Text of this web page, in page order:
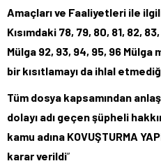
Amaçları ve Faaliyetleri ile
Kısımdaki 78, 79, 80, 81, 82,
Mülga 92, 93, 94, 95, 96 Mülga
bir kısıtlamayı da ihlal
Tüm dosya kapsamından
dolayı adı geçen şüpheli
kamu adına KOVUŞTURMA
karar verildi”